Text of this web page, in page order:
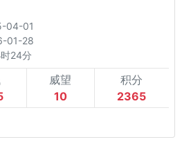
04-01
01-28
24分
威望
10
积分
2365